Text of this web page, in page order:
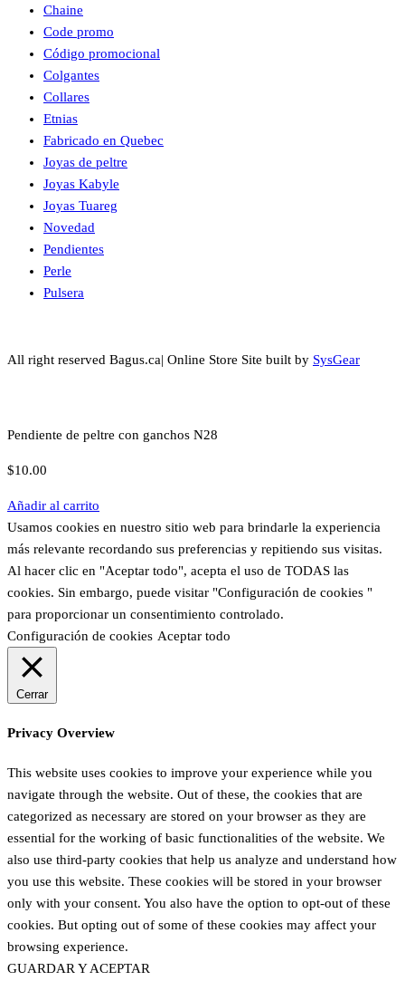
Chaine
Code promo
Código promocional
Colgantes
Collares
Etnias
Fabricado en Quebec
Joyas de peltre
Joyas Kabyle
Joyas Tuareg
Novedad
Pendientes
Perle
Pulsera
All right reserved Bagus.ca| Online Store Site built by SysGear
Pendiente de peltre con ganchos N28
$10.00
Añadir al carrito
Usamos cookies en nuestro sitio web para brindarle la experiencia
más relevante recordando sus preferencias y repitiendo sus visitas.
Al hacer clic en "Aceptar todo", acepta el uso de TODAS las
cookies. Sin embargo, puede visitar "Configuración de cookies "
para proporcionar un consentimiento controlado.
Configuración de cookies Aceptar todo
Cerrar
Privacy Overview
This website uses cookies to improve your experience while you
navigate through the website. Out of these, the cookies that are
categorized as necessary are stored on your browser as they are
essential for the working of basic functionalities of the website. We
also use third-party cookies that help us analyze and understand how
you use this website. These cookies will be stored in your browser
only with your consent. You also have the option to opt-out of these
cookies. But opting out of some of these cookies may affect your
browsing experience.
GUARDAR Y ACEPTAR